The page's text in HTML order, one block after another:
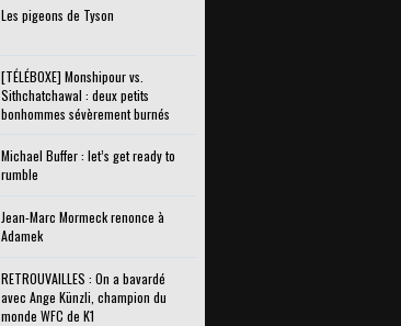
Les pigeons de Tyson
[TÉLÉBOXE] Monshipour vs.
Sithchatchawal : deux petits
bonhommes sévèrement burnés
Michael Buffer : let’s get ready to
rumble
Jean-Marc Mormeck renonce à
Adamek
RETROUVAILLES : On a bavardé
avec Ange Künzli, champion du
monde WFC de K1